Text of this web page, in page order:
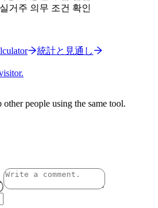
거주 의무 조건 확인
統計と見通し
people using the same tool.